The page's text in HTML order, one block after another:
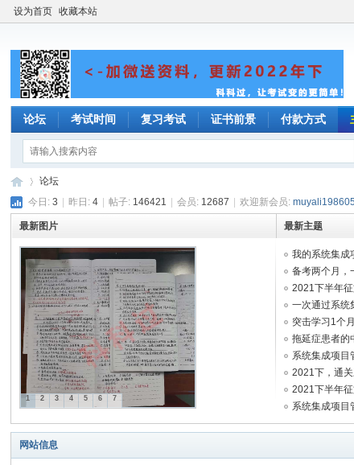
设为首页 收藏本站
论坛 考试时间 复习考试 证书前景 付款方式
统
»
论坛
今日:3 昨日:4 帖子: 146421 会员: 12687 欢迎新会员:
最新图片
1 2 3 4 5 6 7
最新主题
我的系统集成
备考两个月，
2021下半年
一次通过系统
突击学习1个
拖延症患者的
系统集成项目
2021下，通
2021下半年
系统集成项目
...
网站信息